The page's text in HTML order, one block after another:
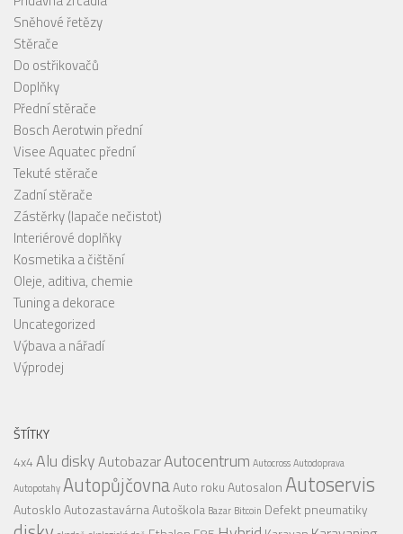
Sněhové řetězy
Stěrače
Do ostřikovačů
Doplňky
Přední stěrače
Bosch Aerotwin přední
Visee Aquatec přední
Tekuté stěrače
Zadní stěrače
Zástěrky (lapače nečistot)
Interiérové doplňky
Kosmetika a čištění
Oleje, aditiva, chemie
Tuning a dekorace
Uncategorized
Výbava a nářadí
Výprodej
ŠTÍTKY
4x4Alu diskyAutobazarAutocentrum AutocrossAutodoprava
AutopotahyAutopůjčovnaAuto rokuAutosalonAutoservis
AutoskloAutozastavárnaAutoškola Bazar Bitcoin Defekt pneumatiky